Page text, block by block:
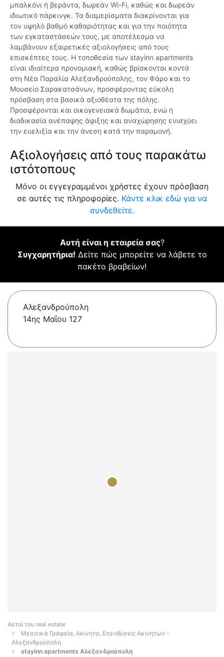
μπαλκόνι ή βεράντα, δωρεάν Wi-Fi, καθώς και δωρεάν
ιδιωτικό πάρκινγκ. Τα διαμερίσματα διακρίνονται για
τον υψηλό βαθμό καθαριότητας και για την ποιότητα
των εγκαταστάσεών τους, με αποτέλεσμα να
λαμβάνουν εξαιρετικές αξιολογήσεις από τους
επισκέπτες τους. Η τοποθεσία των stayinn apartments
είναι ιδιαίτερα προνομιακή, καθώς βρίσκονται κοντά
στη Νέα Παραλία Αλεξανδρούπολης, τον Φάρο και το
Μουσείο Σαρακατσάνων, προσφέροντας εύκολη
πρόσβαση στα βασικά αξιοθέατα της πόλης.
Προσφέρονται και οικογενειακά δωμάτια, ενώ η
διαδικασία ανέπαφης άφιξης και αναχώρησης ενισχύει
την ευελιξία και την άνεση κατά την παραμονή.
Αξιολογήσεις από τους παρακάτω
ιστότοπους
Μόνο οι εγγεγραμμένοι χρήστες έχουν πρόσβαση
σε αυτές τις πληροφορίες. Κάντε κλικ εδώ για να
συνδεθείτε.
Αυτή είναι η εταιρεία σας?
Συγχαρητήρια! Δείτε πώς μπορείτε να λάβετε το
πακέτο βραβείων!
Αλεξανδρούπολη
14ης Μαΐου 127
Αετοί του real estate
Μεσιτικά Γραφεία, Ακίνητα, Επενδύσεις Ακινήτων -
Αλεξανδρούπολη
stayinn apartments Αλεξανδρούπολη